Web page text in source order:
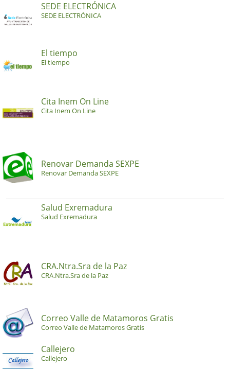
SEDE ELECTRÓNICA
SEDE ELECTRÓNICA
El tiempo
El tiempo
Cita Inem On Line
Cita Inem On Line
Renovar Demanda SEXPE
Renovar Demanda SEXPE
Salud Exremadura
Salud Exremadura
CRA.Ntra.Sra de la Paz
CRA.Ntra.Sra de la Paz
Correo Valle de Matamoros Gratis
Correo Valle de Matamoros Gratis
Callejero
Callejero